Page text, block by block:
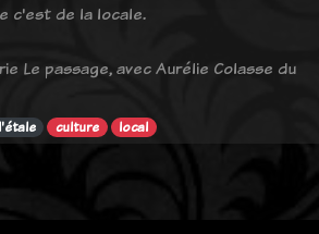
c'est de la locale.
Le passage, avec Aurélie Colasse du
culture local